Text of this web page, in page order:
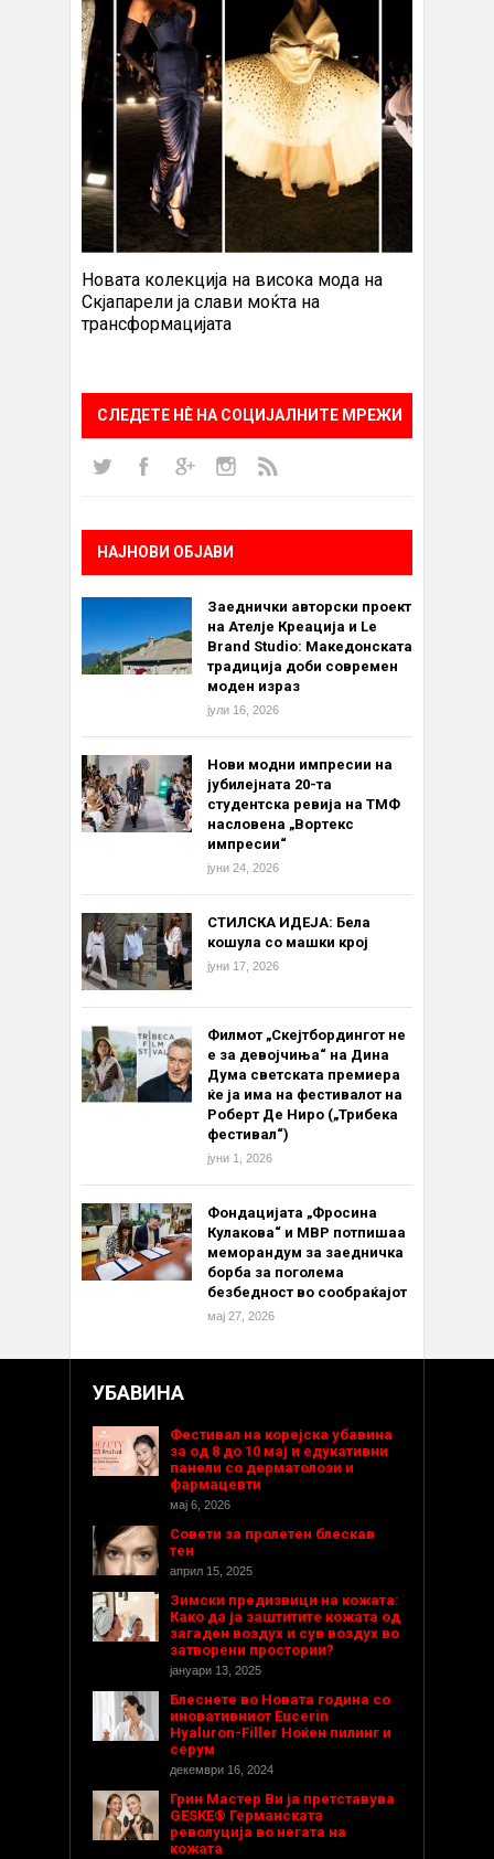
Новата колекција на висока мода на
Скјапарели ја слави моќта на
трансформацијата
СЛЕДЕТЕ НÈ НА СОЦИЈАЛНИТЕ МРЕЖИ
НАЈНОВИ ОБЈАВИ
Заеднички авторски проект
на Ателје Креација и Le
Brand Studio: Македонската
традиција доби современ
моден израз
јули 16, 2026
Нови модни импресии на
јубилејната 20-та
студентска ревија на ТМФ
насловена „Вортекс
импресии“
јуни 24, 2026
СТИЛСКА ИДЕЈА: Бела
кошула со машки крој
јуни 17, 2026
Филмот „Скејтбордингот не
е за девојчиња“ на Дина
Дума светската премиера
ќе ја има на фестивалот на
Роберт Де Ниро („Трибека
фестивал“)
јуни 1, 2026
Фондацијата „Фросина
Кулакова“ и МВР потпишаа
меморандум за заедничка
борба за поголема
безбедност во сообраќајот
мај 27, 2026
УБАВИНА
Фестивал на корејска убавина
за од 8 до 10 мај и едукативни
панели со дерматолози и
фармацевти
мај 6, 2026
Совети за пролетен блескав
тен
април 15, 2025
Зимски предизвици на кожата:
Како да ја заштитите кожата од
загаден воздух и сув воздух во
затворени простории?
јануари 13, 2025
Блеснете во Новата година со
иновативниот Eucerin
Hyaluron-Filler Ноќен пилинг и
серум
декември 16, 2024
Грин Мастер Ви ја претставува
GESKE® Германската
револуција во негата на
кожата